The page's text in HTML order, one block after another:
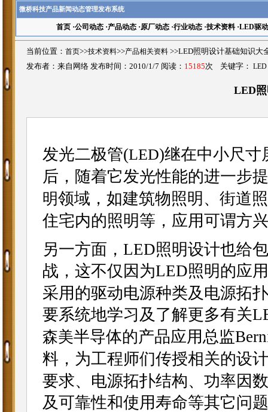
微桥科技产品新闻动态管理发布系统
首页·公司动态·产品动态·原厂动态·行业动态·技术资料·LED驱动
当前位置： 首页>>技术资料>>产品相关资料 >>LED照明设计基础知识
发布者：来自网络 发布时间：2010/1/7 阅读： 15185次 关键字：
LED
发光二极管(LED)继在中小尺寸
后，随着它发光性能的进一步
明领域，如建筑物照明、街道
住宅内的照明等，应用可谓方
另一方面，LED照明设计也给
战，这不仅因为LED照明的应
采用的驱动电源种类及电源拓
要系统地学习及了解更多有关
森美半导体的产品应用总监
料，为工程师们传授相关的设
要求、电源拓扑结构、功率因
及可靠性和使用寿命等其它问